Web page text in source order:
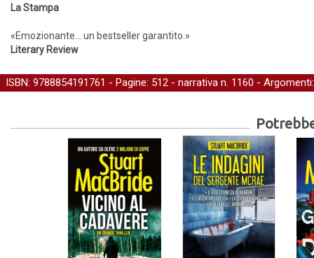
La Stampa
«Emozionante… un bestseller garantito.»
Literary Review
ISBN: 9788854191761 - Pagine: 512 - narrativa n. 1160 -